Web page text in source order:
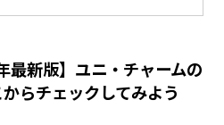
最新版】ユニ・チャームの
らチェックしてみよう